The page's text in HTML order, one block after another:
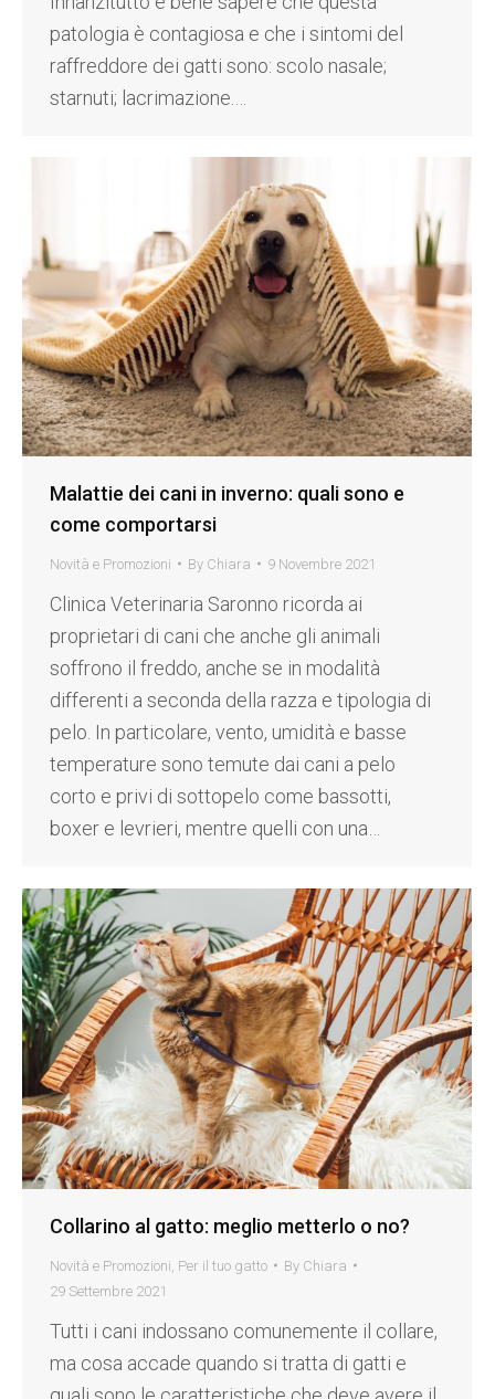
patologia è contagiosa e che i sintomi del
raffreddore dei gatti sono: scolo nasale;
starnuti; lacrimazione.…
Malattie dei cani in inverno: quali sono e
come comportarsi
Novità e Promozioni By Chiara 9 Novembre 2021
Clinica Veterinaria Saronno ricorda ai
proprietari di cani che anche gli animali
soffrono il freddo, anche se in modalità
differenti a seconda della razza e tipologia di
pelo. In particolare, vento, umidità e basse
temperature sono temute dai cani a pelo
corto e privi di sottopelo come bassotti,
boxer e levrieri, mentre quelli con una…
Collarino al gatto: meglio metterlo o no?
Novità e Promozioni Per il tuo gatto By Chiara
29 Settembre 2021
Tutti i cani indossano comunemente il collare,
ma cosa accade quando si tratta di gatti e